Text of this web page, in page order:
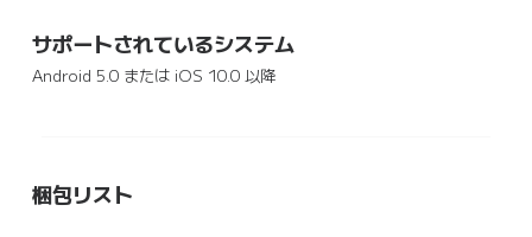
サポートされているシステム
Android 5.0 または iOS 10.0 以降
梱包リスト